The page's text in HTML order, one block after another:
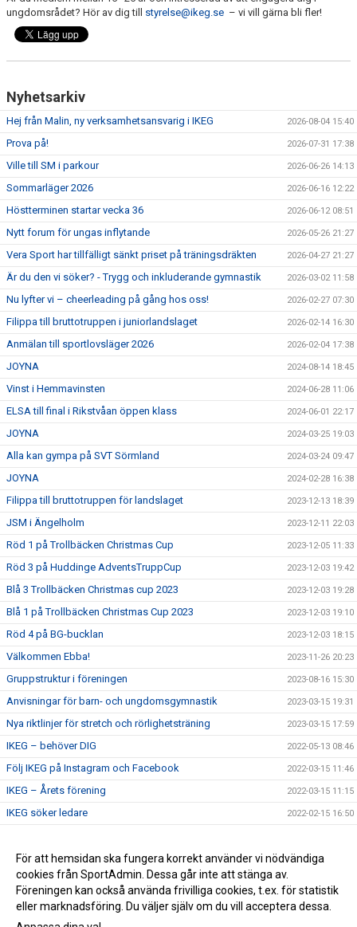
ungdomsrådet? Hör av dig till styrelse@ikeg.se – vi vill gärna bli fler!
Nyhetsarkiv
Hej från Malin, ny verksamhetsansvarig i IKEG 2026-08-04 15:40
Prova på! 2026-07-31 17:38
Ville till SM i parkour 2026-06-26 14:13
Sommarläger 2026 2026-06-16 12:22
Höstterminen startar vecka 36 2026-06-12 08:51
Nytt forum för ungas inflytande 2026-05-26 21:27
Vera Sport har tillfälligt sänkt priset på träningsdräkten 2026-04-27 21:27
Är du den vi söker? - Trygg och inkluderande gymnastik 2026-03-02 11:58
Nu lyfter vi – cheerleading på gång hos oss! 2026-02-27 07:30
Filippa till bruttotruppen i juniorlandslaget 2026-02-14 16:30
Anmälan till sportlovsläger 2026 2026-02-04 17:38
JOYNA 2024-08-14 18:45
Vinst i Hemmavinsten 2024-06-28 11:06
ELSA till final i Rikstvåan öppen klass 2024-06-01 22:17
JOYNA 2024-03-25 19:03
Alla kan gympa på SVT Sörmland 2024-03-24 09:47
JOYNA 2024-02-28 16:38
Filippa till bruttotruppen för landslaget 2023-12-13 18:39
JSM i Ängelholm 2023-12-11 22:03
Röd 1 på Trollbäcken Christmas Cup 2023-12-05 11:33
Röd 3 på Huddinge AdventsTruppCup 2023-12-03 19:42
Blå 3 Trollbäcken Christmas cup 2023 2023-12-03 19:28
Blå 1 på Trollbäcken Christmas Cup 2023 2023-12-03 19:10
Röd 4 på BG-bucklan 2023-12-03 18:15
Välkommen Ebba! 2023-11-26 20:23
Gruppstruktur i föreningen 2023-08-16 15:30
Anvisningar för barn- och ungdomsgymnastik 2023-03-15 19:31
Nya riktlinjer för stretch och rörlighetsträning 2023-03-15 17:59
IKEG – behöver DIG 2022-05-13 08:46
Följ IKEG på Instagram och Facebook 2022-03-15 11:46
IKEG – Årets förening 2022-03-15 11:15
IKEG söker ledare 2022-02-15 16:50
Frank till bruttotruppen för juniorlandslaget 2022-01-14 16:11
Idrottsklubben EskilstunaGymnasterna – IKEG 2021-10-04 14:06
För att hemsidan ska fungera korrekt använder vi nödvändiga
cookies från SportAdmin. Dessa går inte att stänga av.
Föreningen kan också använda frivilliga cookies, t.ex. för statistik
eller marknadsföring. Du väljer själv om du vill acceptera dessa.